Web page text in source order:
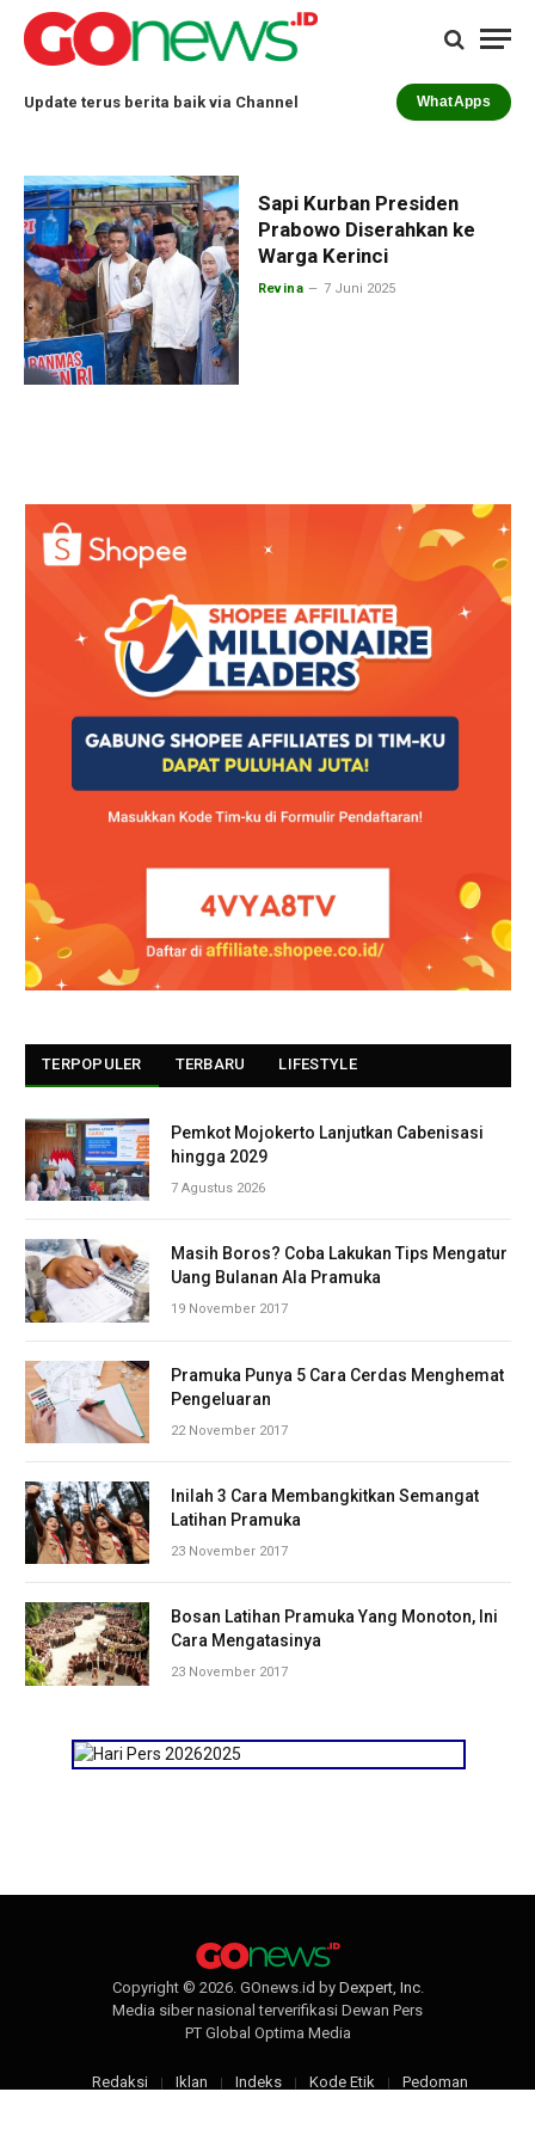
Update terus berita baik via Channel WhatApps
Sapi Kurban Presiden
Prabowo Diserahkan ke
Warga Kerinci
Revina 7 Juni 2025
TERPOPULER TERBARU LIFESTYLE
Pemkot Mojokerto Lanjutkan Cabenisasi
hingga 2029
7 Agustus 2026
Masih Boros? Coba Lakukan Tips Mengatur
Uang Bulanan Ala Pramuka
19 November 2017
Pramuka Punya 5 Cara Cerdas Menghemat
Pengeluaran
22 November 2017
Inilah 3 Cara Membangkitkan Semangat
Latihan Pramuka
23 November 2017
Bosan Latihan Pramuka Yang Monoton, Ini
Cara Mengatasinya
23 November 2017
Copyright © 2026. GOnews.id by Dexpert, Inc.
Media siber nasional terverifikasi Dewan Pers
PT Global Optima Media
Redaksi Iklan Indeks Kode Etik
Pedoman